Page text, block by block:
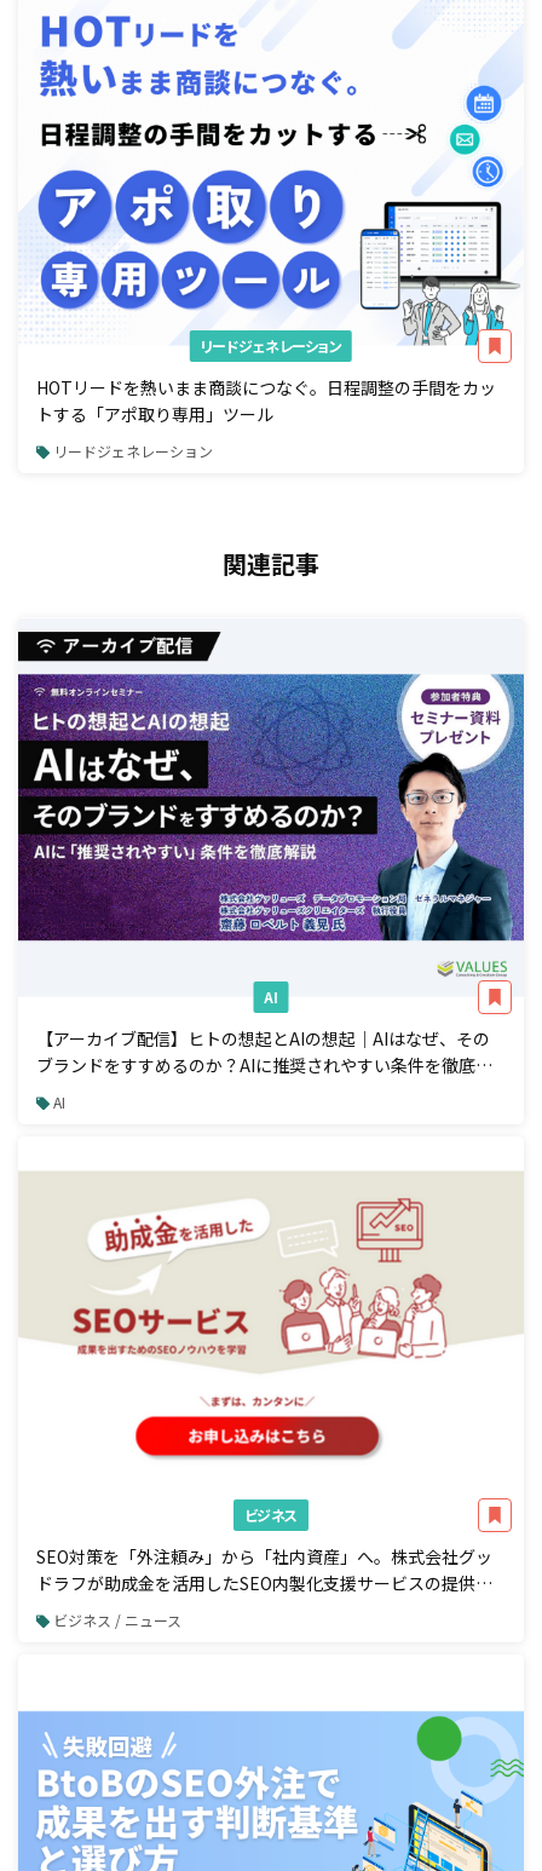
リードジェネレーション
HOTリードを熱いまま商談につなぐ。日程調整の手間をカッ
トする「アポ取り専用」ツール
リードジェネレーション
関連記事
AI
【アーカイブ配信】ヒトの想起とAIの想起｜AIはなぜ、その
ブランドをすすめるのか？AIに推奨されやすい条件を徹底解
説 AI
ビジネス
SEO対策を「外注頼み」から「社内資産」へ。株式会社グッ
ドラフが助成金を活用したSEO内製化支援サービスの提供を
開始ビジネス / ニュース